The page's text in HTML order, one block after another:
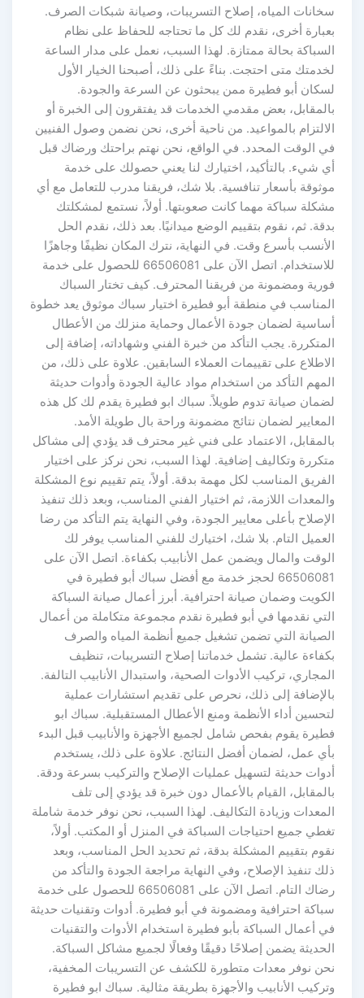
سخانات المياه، إصلاح التسريبات، وصيانة شبكات الصرف.
بعبارة أخرى، نقدم لك كل ما تحتاجه للحفاظ على نظام
السباكة بحالة ممتازة. لهذا السبب، نعمل على مدار الساعة
لخدمتك متى احتجت. بناءً على ذلك، أصبحنا الخيار الأول
لسكان أبو فطيرة ممن يبحثون عن السرعة والجودة.
بالمقابل، بعض مقدمي الخدمات قد يفتقرون إلى الخبرة أو
الالتزام بالمواعيد. من ناحية أخرى، نحن نضمن وصول الفنيين
في الوقت المحدد. في الواقع، نحن نهتم براحتك ورضاك قبل
أي شيء. بالتأكيد، اختيارك لنا يعني حصولك على خدمة
موثوقة بأسعار تنافسية. بلا شك، فريقنا مدرب للتعامل مع أي
مشكلة سباكة مهما كانت صعوبتها. أولاً، نستمع لمشكلتك
بدقة. ثم، نقوم بتقييم الوضع ميدانيًا. بعد ذلك، نقدم الحل
الأنسب بأسرع وقت. في النهاية، نترك المكان نظيفًا وجاهزًا
للاستخدام. اتصل الآن على 66506081 للحصول على خدمة
فورية ومضمونة من فريقنا المحترف. كيف تختار السباك
المناسب في منطقة أبو فطيرة اختيار سباك موثوق يعد خطوة
أساسية لضمان جودة الأعمال وحماية منزلك من الأعطال
المتكررة. يجب التأكد من خبرة الفني وشهاداته، إضافة إلى
الاطلاع على تقييمات العملاء السابقين. علاوة على ذلك، من
المهم التأكد من استخدام مواد عالية الجودة وأدوات حديثة
لضمان صيانة تدوم طويلاً. سباك ابو فطيرة يقدم لك كل هذه
المعايير لضمان نتائج مضمونة وراحة بال طويلة الأمد.
بالمقابل، الاعتماد على فني غير محترف قد يؤدي إلى مشاكل
متكررة وتكاليف إضافية. لهذا السبب، نحن نركز على اختيار
الفريق المناسب لكل مهمة بدقة. أولاً، يتم تقييم نوع المشكلة
والمعدات اللازمة، ثم اختيار الفني المناسب، وبعد ذلك تنفيذ
الإصلاح بأعلى معايير الجودة، وفي النهاية يتم التأكد من رضا
العميل التام. بلا شك، اختيارك للفني المناسب يوفر لك
الوقت والمال ويضمن عمل الأنابيب بكفاءة. اتصل الآن على
66506081 لحجز خدمة مع أفضل سباك أبو فطيرة في
الكويت وضمان صيانة احترافية. أبرز أعمال صيانة السباكة
التي نقدمها في أبو فطيرة نقدم مجموعة متكاملة من أعمال
الصيانة التي تضمن تشغيل جميع أنظمة المياه والصرف
بكفاءة عالية. تشمل خدماتنا إصلاح التسريبات، تنظيف
المجاري، تركيب الأدوات الصحية، واستبدال الأنابيب التالفة.
بالإضافة إلى ذلك، نحرص على تقديم استشارات عملية
لتحسين أداء الأنظمة ومنع الأعطال المستقبلية. سباك ابو
فطيرة يقوم بفحص شامل لجميع الأجهزة والأنابيب قبل البدء
بأي عمل، لضمان أفضل النتائج. علاوة على ذلك، يستخدم
أدوات حديثة لتسهيل عمليات الإصلاح والتركيب بسرعة ودقة.
بالمقابل، القيام بالأعمال دون خبرة قد يؤدي إلى تلف
المعدات وزيادة التكاليف. لهذا السبب، نحن نوفر خدمة شاملة
تغطي جميع احتياجات السباكة في المنزل أو المكتب. أولاً،
نقوم بتقييم المشكلة بدقة، ثم تحديد الحل المناسب، وبعد
ذلك تنفيذ الإصلاح، وفي النهاية مراجعة الجودة والتأكد من
رضاك التام. اتصل الآن على 66506081 للحصول على خدمة
سباكة احترافية ومضمونة في أبو فطيرة. أدوات وتقنيات حديثة
في أعمال السباكة بأبو فطيرة استخدام الأدوات والتقنيات
الحديثة يضمن إصلاحًا دقيقًا وفعالًا لجميع مشاكل السباكة.
نحن نوفر معدات متطورة للكشف عن التسريبات المخفية،
وتركيب الأنابيب والأجهزة بطريقة مثالية. سباك ابو فطيرة